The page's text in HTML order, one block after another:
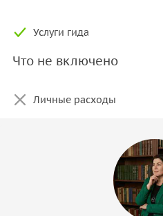
Услуги гида
Что не включено
Личные расходы